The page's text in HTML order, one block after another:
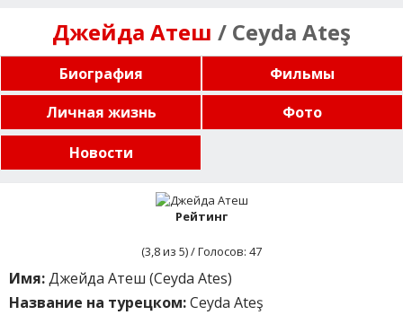
Джейда Атеш / Ceyda Ateş
Биография
Фильмы
Личная жизнь
Фото
Новости
Рейтинг
(3,8из 5) / Голосов: 47
Имя:Джейда Атеш (Ceyda Ates)
Название на турецком:Ceyda Ateş